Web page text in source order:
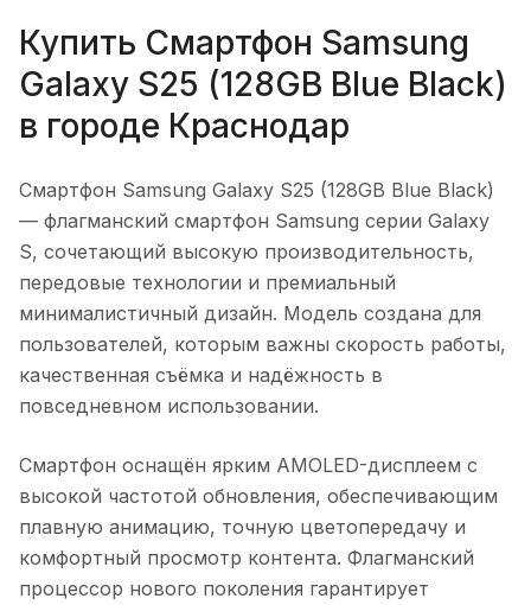
Купить Смартфон Samsung
Galaxy S25 (128GB Blue Black)
в городе Краснодар
Смартфон Samsung Galaxy S25 (128GB Blue Black)
— флагманский смартфон Samsung серии Galaxy
S, сочетающий высокую производительность,
передовые технологии и премиальный
минималистичный дизайн. Модель создана для
пользователей, которым важны скорость работы,
качественная съёмка и надёжность в
повседневном использовании.
Смартфон оснащён ярким AMOLED-дисплеем с
высокой частотой обновления, обеспечивающим
плавную анимацию, точную цветопередачу и
комфортный просмотр контента. Флагманский
процессор нового поколения гарантирует